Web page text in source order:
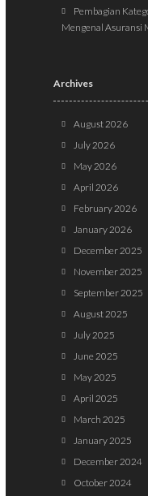
Pembagian
Mengenal Asuransi
Archives
August 2026
July 2026
May 2026
April 2026
February 2026
January 2026
December 2025
November 2025
September 2025
August 2025
July 2025
June 2025
May 2025
April 2025
March 2025
January 2025
December 2024
October 2024